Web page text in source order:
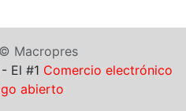
Macropres
El #1 Comercio electrónico
abierto